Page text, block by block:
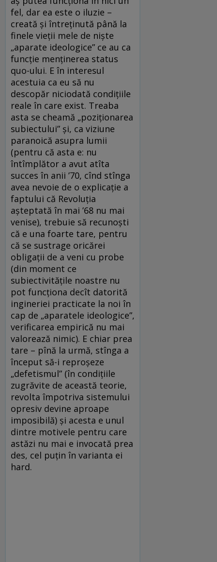
fel, dar ea este o iluzie –
creată şi întreţinută până la
finele vieţii mele de nişte
„aparate ideologice” ce au ca
funcţie menţinerea status
quo-ului. E în interesul
acestuia ca eu să nu
descopăr niciodată condiţiile
reale în care exist. Treaba
asta se cheamă „poziţionarea
subiectului” şi, ca viziune
paranoică asupra lumii
(pentru că asta e: nu
întîmplător a avut atîta
succes în anii ’70, cînd stînga
avea nevoie de o explicaţie a
faptului că Revoluţia
aşteptată în mai ’68 nu mai
venise), trebuie să recunoşti
că e una foarte tare, pentru
că se sustrage oricărei
obligaţii de a veni cu probe
(din moment ce
subiectivităţile noastre nu
pot funcţiona decît datorită
ingineriei practicate la noi în
cap de „aparatele ideologice”,
verificarea empirică nu mai
valorează nimic). E chiar prea
tare – pînă la urmă, stînga a
început să-i reproşeze
„defetismul” (în condiţiile
zugrăvite de această teorie,
revolta împotriva sistemului
opresiv devine aproape
imposibilă) şi acesta e unul
dintre motivele pentru care
astăzi nu mai e invocată prea
des, cel puţin în varianta ei
hard.